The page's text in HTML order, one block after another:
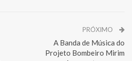
PRÓXIMO
A Banda de Música do
Projeto Bombeiro Mirim